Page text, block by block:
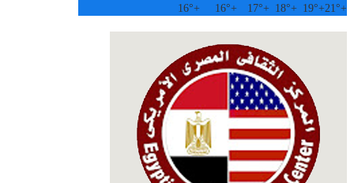
+
21°
+
19°
+
18°
+
17°
+
16°
+
16°